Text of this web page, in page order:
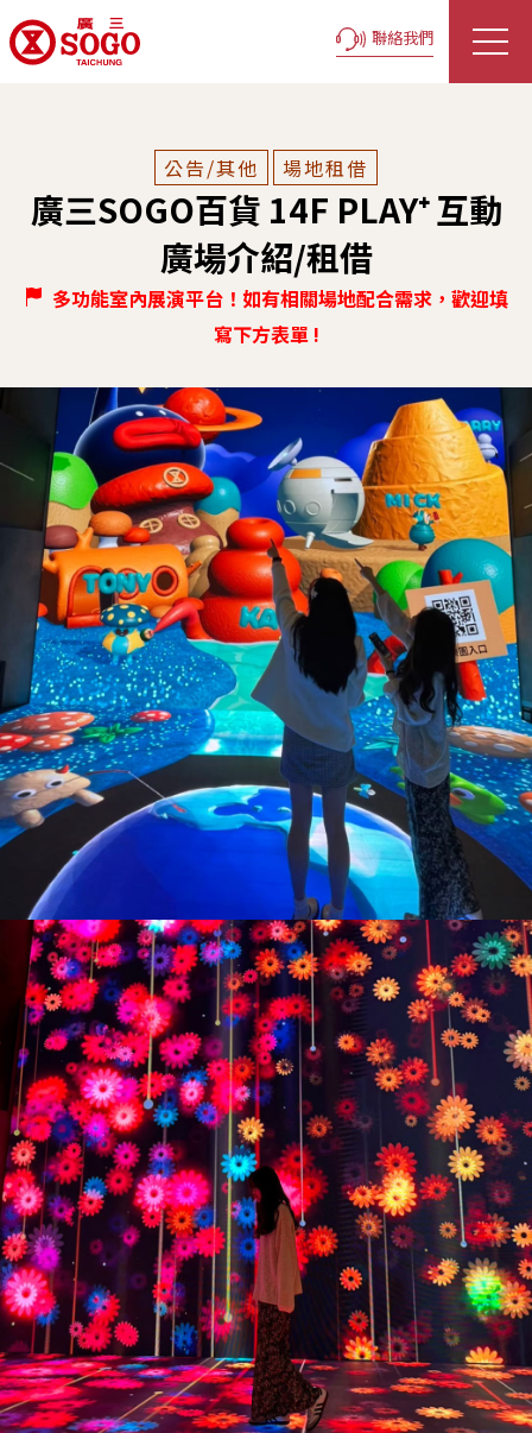
聯絡我們
公告/其他 場地租借
廣三SOGO百貨 14F PLAY⁺ 互動
廣場介紹/租借
多功能室內展演平台！ 如有相關場地配合需求，歡迎填
寫下方表單 !